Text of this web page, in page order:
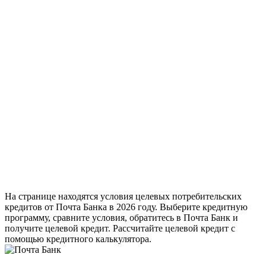
На странице находятся условия целевых потребительских
кредитов от Почта Банка в 2026 году. Выберите кредитную
программу, сравните условия, обратитесь в Почта Банк и
получите целевой кредит. Рассчитайте целевой кредит с
помощью кредитного калькулятора.